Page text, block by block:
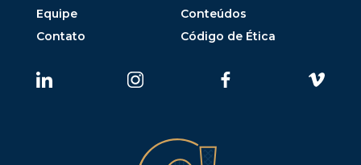
Equipe
Conteúdos
Contato
Código de Ética